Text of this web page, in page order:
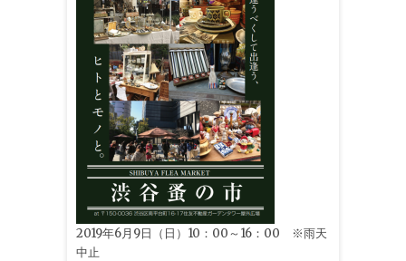
2019年6月9日（日）10：00～16：00 ※雨天
中止